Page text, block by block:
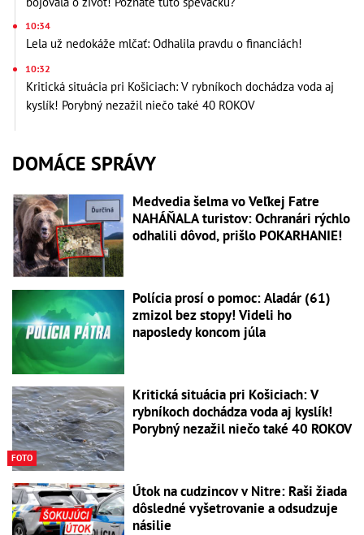
10:34
Lela už nedokáže mlčať: Odhalila pravdu o financiách!
10:32
Kritická situácia pri Košiciach: V rybníkoch dochádza voda aj
kyslík! Porybný nezažil niečo také 40 ROKOV
DOMÁCE SPRÁVY
Medvedia šelma vo Veľkej Fatre
NAHÁŇALA turistov: Ochranári rýchlo
odhalili dôvod, prišlo POKARHANIE!
Polícia prosí o pomoc: Aladár (61)
zmizol bez stopy! Videli ho
naposledy koncom júla
FOTO
Kritická situácia pri Košiciach: V
rybníkoch dochádza voda aj kyslík!
Porybný nezažil niečo také 40 ROKOV
Útok na cudzincov v Nitre: Raši žiada
dôsledné vyšetrovanie a odsudzuje
násilie